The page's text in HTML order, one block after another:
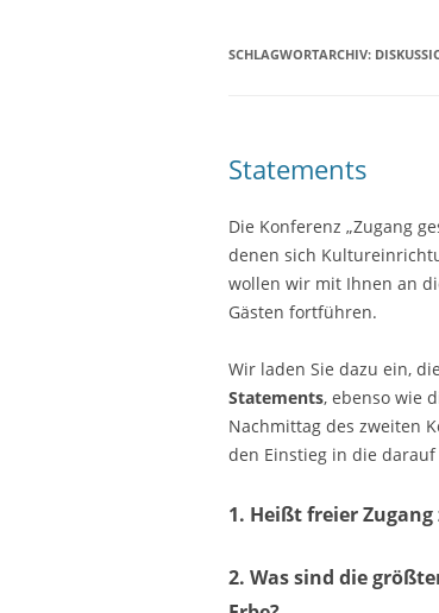
SCHLAGWORTARCHIV:
Statements
Die Konferenz „Zugang
denen sich
wollen wir mit Ihnen an
Gästen fortführen.
Wir laden Sie dazu ein,
Statements, ebenso wie
Nachmittag des zweiten
den Einstieg in die
1. Heißt freier
2. Was sind die